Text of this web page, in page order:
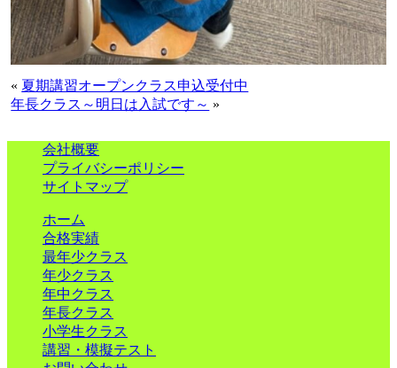
« 夏期講習オープンクラス申込受付中
年長クラス～明日は入試です～ »
会社概要
プライバシーポリシー
サイトマップ
ホーム
合格実績
最年少クラス
年少クラス
年中クラス
年長クラス
小学生クラス
講習・模擬テスト